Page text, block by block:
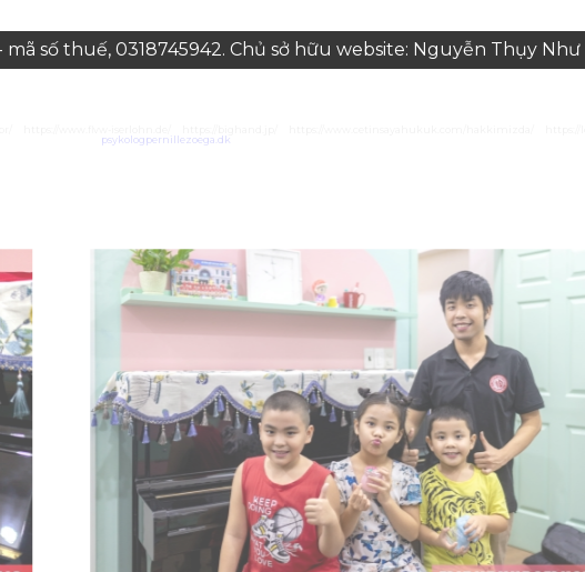
số thuế, 0318745942. Chủ sở hữu website: Nguyễn Thụy
psykologpernillezoega.dk